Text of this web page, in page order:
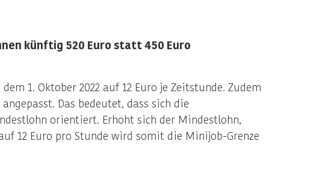
künftig 520 Euro statt 450 Euro
1. Oktober 2022 auf 12 Euro je Zeitstunde. Zudem
Das bedeutet, dass sich die
orientiert. Erhöht sich der Mindestlohn,
12 Euro pro Stunde wird somit die Minijob-Grenze